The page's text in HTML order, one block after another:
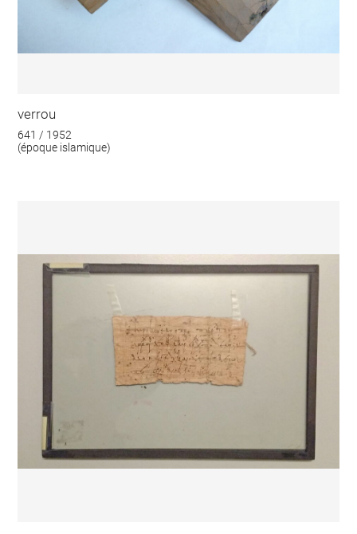
verrou
641 / 1952
(époque islamique)